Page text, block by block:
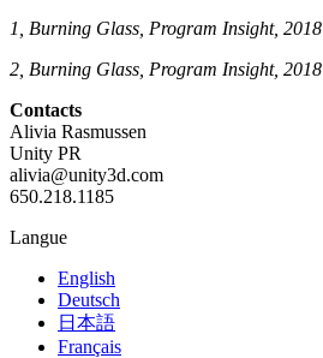
1, Burning Glass, Program Insight, 2018
2, Burning Glass, Program Insight, 2018
Contacts
Alivia Rasmussen
Unity PR
alivia@unity3d.com
650.218.1185
Langue
English
Deutsch
日本語
Français